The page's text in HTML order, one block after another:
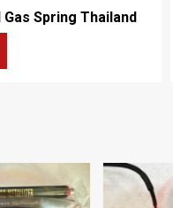
Spring Thailand